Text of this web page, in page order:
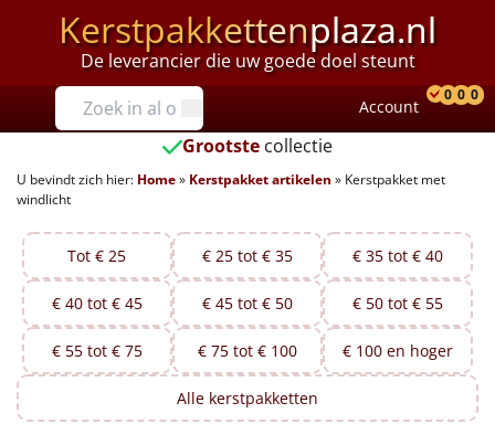
Kerstpakkettenplaza.nl
De leverancier die uw goede doel steunt
Prijzen
Tot €25
€25 tot €35
€35 tot €40
€40 tot €45
€45 tot €50
€50 tot €55
Account
0 0 0
Grootste collectie
U bevindt zich hier: Home» Kerstpakket artikelen » Kerstpakket met
windlicht
Tot € 25 € 25 tot € 35 € 35 tot € 40
€ 40 tot € 45 € 45 tot € 50 € 50 tot € 55
€ 55 tot € 75 € 75 tot € 100 € 100 en hoger
Alle kerstpakketten